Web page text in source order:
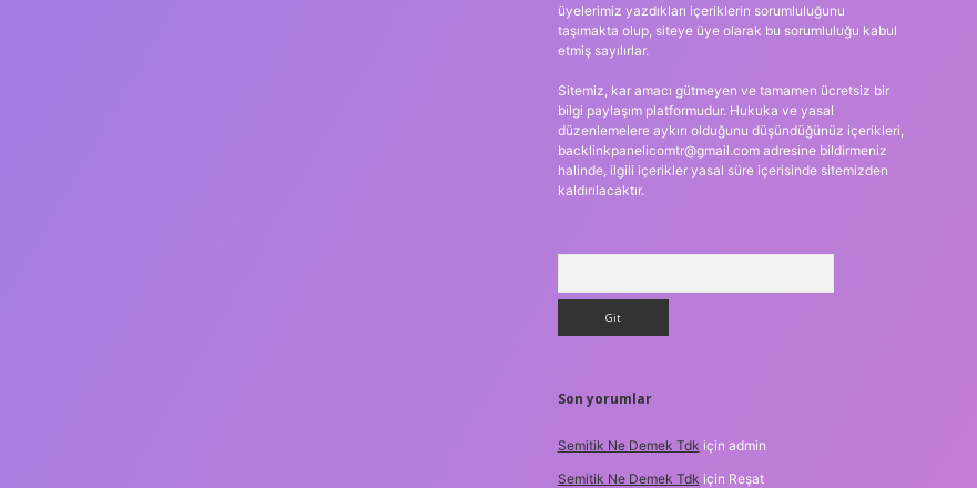
üyelerimiz yazdıkları içeriklerin sorumluluğunu
taşımakta olup, siteye üye olarak bu sorumluluğu kabul
etmiş sayılırlar.
Sitemiz, kar amacı gütmeyen ve tamamen ücretsiz bir
bilgi paylaşım platformudur. Hukuka ve yasal
düzenlemelere aykırı olduğunu düşündüğünüz içerikleri,
backlinkpanelicomtr@gmail.comadresine bildirmeniz
halinde, ilgili içerikler yasal süre içerisinde sitemizden
kaldırılacaktır.
Son yorumlar
Semitik Ne Demek Tdk için admin
Semitik Ne Demek Tdk için Reşat